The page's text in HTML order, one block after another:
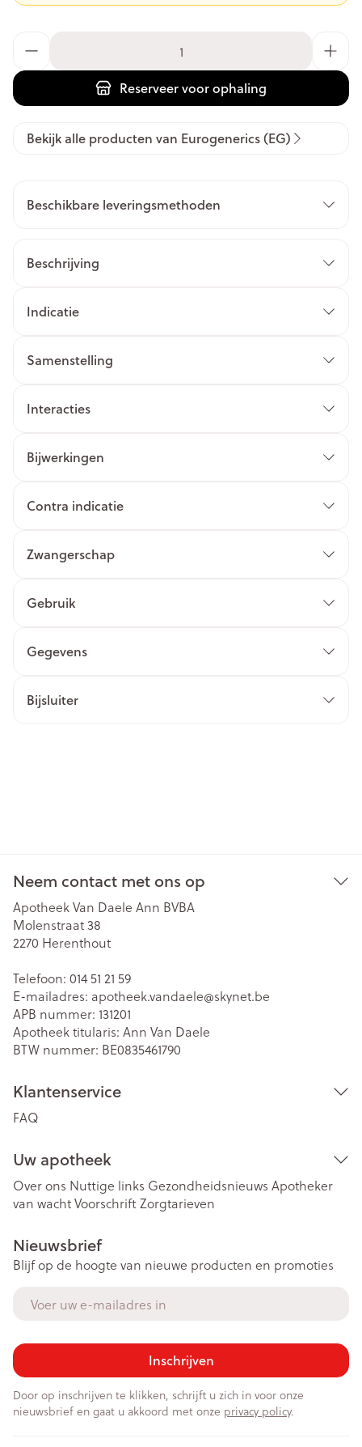
Reserveervoor ophaling
Bekijk alle producten van Eurogenerics (EG)
Beschikbare leveringsmethoden
Beschrijving
Indicatie
Samenstelling
Interacties
Bijwerkingen
Contra indicatie
Zwangerschap
Gebruik
Gegevens
Bijsluiter
Neem contact met ons op
Apotheek Van Daele Ann BVBA
Molenstraat 38
2270 Herenthout
Telefoon: 014 51 21 59
E-mailadres: apotheek.vandaele@skynet.be
APB nummer: 131201
Apotheek titularis: Ann Van Daele
BTW nummer: BE0835461790
Klantenservice
FAQ
Uw apotheek
Over ons Nuttige links Gezondheidsnieuws Apotheker
van wachtVoorschriftZorgtarieven
Nieuwsbrief
Blijf op de hoogte van nieuwe producten en promoties
Inschrijven
Door op inschrijven te klikken, schrijft u zich in voor onze
nieuwsbrief en gaat u akkoord met onze privacy policy.